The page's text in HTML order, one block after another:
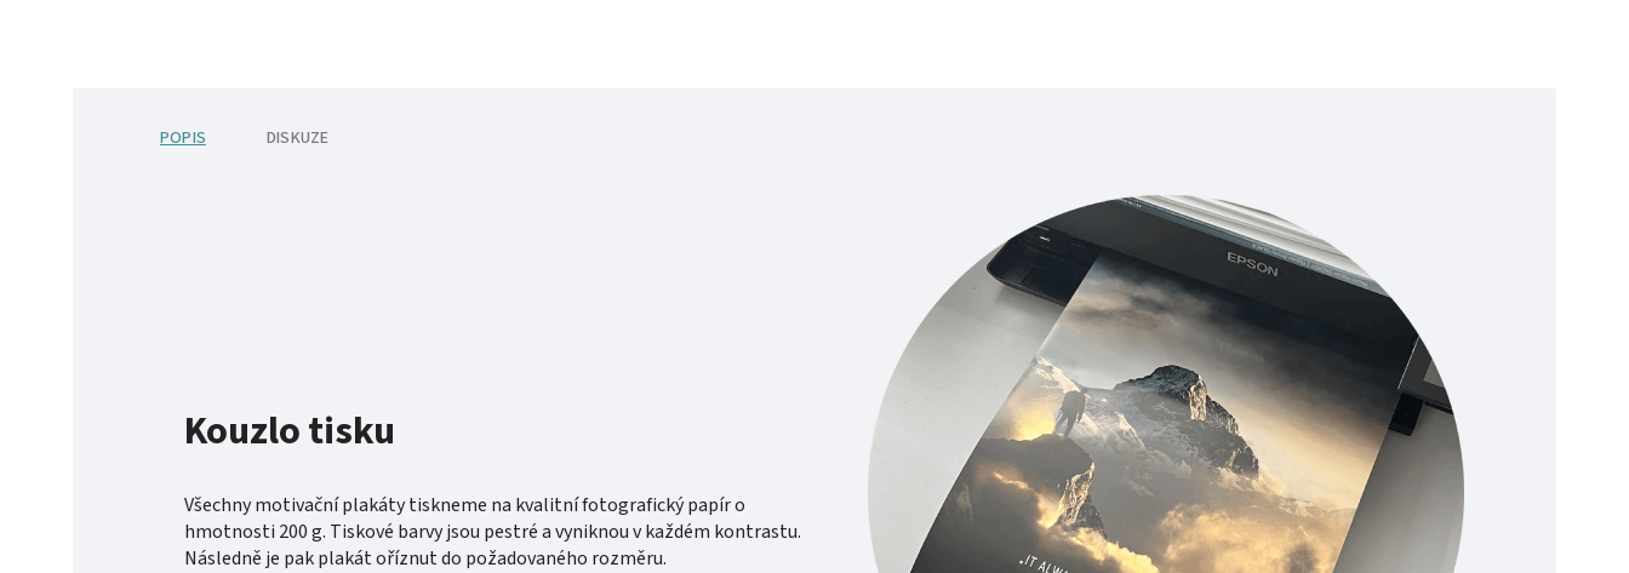
POPIS DISKUZE
Kouzlo tisku
Všechny motivační plakáty tiskneme na kvalitní fotografický papír o
hmotnosti 200 g. Tiskové barvy jsou pestré a vyniknou v každém kontrastu.
Následně je pak plakát oříznut do požadovaného rozměru.